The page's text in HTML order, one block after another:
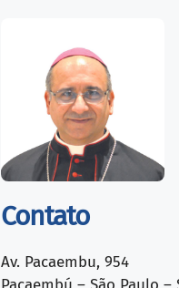
Contato
Av. Pacaembu, 954